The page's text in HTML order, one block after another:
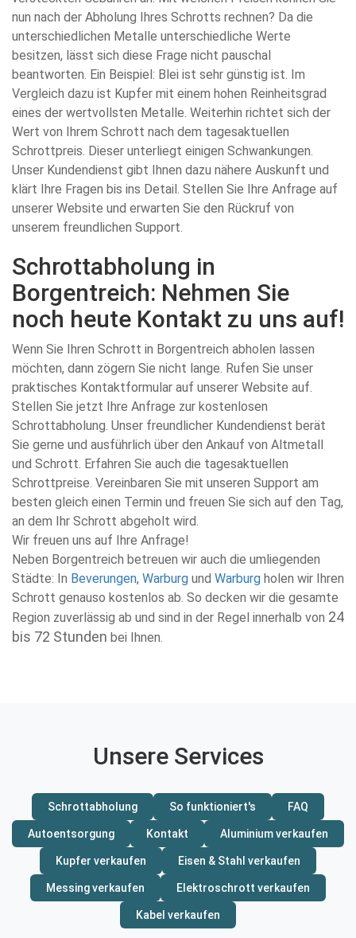
nun nach der Abholung Ihres Schrotts rechnen? Da die
unterschiedlichen Metalle unterschiedliche Werte
besitzen, lässt sich diese Frage nicht pauschal
beantworten. Ein Beispiel: Blei ist sehr günstig ist. Im
Vergleich dazu ist Kupfer mit einem hohen Reinheitsgrad
eines der wertvollsten Metalle. Weiterhin richtet sich der
Wert von Ihrem Schrott nach dem tagesaktuellen
Schrottpreis. Dieser unterliegt einigen Schwankungen.
Unser Kundendienst gibt Ihnen dazu nähere Auskunft und
klärt Ihre Fragen bis ins Detail. Stellen Sie Ihre Anfrage auf
unserer Website und erwarten Sie den Rückruf von
unserem freundlichen Support.
Schrottabholung in
Borgentreich: Nehmen Sie
noch heute Kontakt zu uns auf!
Wenn Sie Ihren Schrott in Borgentreich abholen lassen
möchten, dann zögern Sie nicht lange. Rufen Sie unser
praktisches Kontaktformular auf unserer Website auf.
Stellen Sie jetzt Ihre Anfrage zur kostenlosen
Schrottabholung. Unser freundlicher Kundendienst berät
Sie gerne und ausführlich über den Ankauf von Altmetall
und Schrott. Erfahren Sie auch die tagesaktuellen
Schrottpreise. Vereinbaren Sie mit unseren Support am
besten gleich einen Termin und freuen Sie sich auf den Tag,
an dem Ihr Schrott abgeholt wird.
Wir freuen uns auf Ihre Anfrage!
Neben Borgentreich betreuen wir auch die umliegenden
Städte: In Beverungen, Warburg und Warburg holen wir Ihren
Schrott genauso kostenlos ab. So decken wir die gesamte
Region zuverlässig ab und sind in der Regel innerhalb von 24
bis 72 Stunden bei Ihnen.
Unsere Services
Schrottabholung So funktioniert's FAQ
Autoentsorgung Kontakt Aluminium verkaufen
Kupfer verkaufen Eisen & Stahl verkaufen
Messing verkaufen Elektroschrott verkaufen
Kabel verkaufen